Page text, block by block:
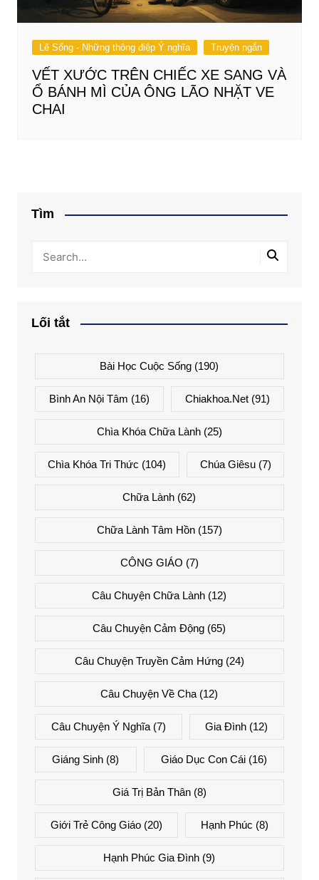
Lẽ Sống - Những thông điệp Ý nghĩa Truyện ngắn
VẾT XƯỚC TRÊN CHIẾC XE SANG VÀ
Ổ BÁNH MÌ CỦA ÔNG LÃO NHẶT VE
CHAI
Tìm
Lối tắt
Bài Học Cuộc Sống (190)
Bình An Nội Tâm (16) Chiakhoa.net (91)
Chìa Khóa Chữa Lành(25)
Chìa Khóa Tri Thức (104) Chúa Giêsu(7)
Chữa Lành (62)
Chữa Lành Tâm Hồn(157)
CÔNG GIÁO (7)
Câu Chuyện Chữa Lành (12)
Câu Chuyện Cảm Động (65)
Câu Chuyện Truyền Cảm Hứng(24)
Câu Chuyện Về Cha (12)
Câu Chuyện Ý Nghĩa(7) Gia Đình (12)
Giáng Sinh (8) Giáo Dục Con Cái(16)
Giá Trị Bản Thân(8)
Giới Trẻ Công Giáo(20) Hạnh Phúc (8)
Hạnh Phúc Gia Đình (9)